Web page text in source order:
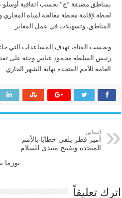
لخطة لإقامة محطة معالجة لمياه المجاري
المناطق، وتسهيلات في عمل المعابر.
وبحسب القناة، تهدف المساعدات التي
رئيس السلطة محمود عباس وحثه على
العامة للأمم المتحدة نهاية الشهر الجاري.
السابق
أمير قطر يلقي خطابًا بالأمم
المتحدة ويفتتح منتدى للسلام
نورما
اترك تعليقاً